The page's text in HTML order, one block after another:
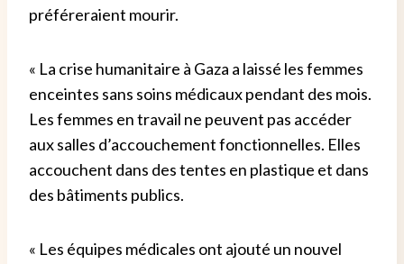
préféreraient mourir.
« La crise humanitaire à Gaza a laissé les femmes
enceintes sans soins médicaux pendant des mois.
Les femmes en travail ne peuvent pas accéder
aux salles d’accouchement fonctionnelles. Elles
accouchent dans des tentes en plastique et dans
des bâtiments publics.
« Les équipes médicales ont ajouté un nouvel